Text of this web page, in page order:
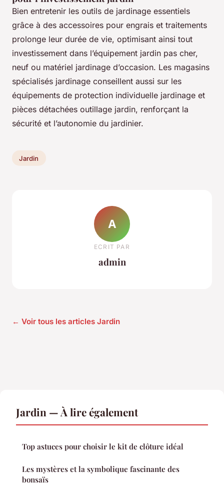
Bien entretenir les outils de jardinage essentiels
grâce à des accessoires pour engrais et traitements
prolonge leur durée de vie, optimisant ainsi tout
investissement dans l’équipement jardin pas cher,
neuf ou matériel jardinage d’occasion. Les magasins
spécialisés jardinage conseillent aussi sur les
équipements de protection individuelle jardinage et
pièces détachées outillage jardin, renforçant la
sécurité et l’autonomie du jardinier.
Jardin
A
ECRIT PAR
admin
← Voir tous les articles Jardin
Jardin — À lire également
Top astuces pour choisir le kit de clôture idéal
Les mystères et la symbolique fascinante des
bonsaïs